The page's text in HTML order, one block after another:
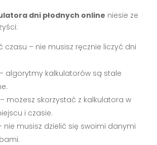
dni płodnych online niesie ze
czasu – nie musisz ręcznie liczyć dni
algorytmy kalkulatorów są stale
możesz skorzystać z kalkulatora w
i czasie.
nie musisz dzielić się swoimi danymi